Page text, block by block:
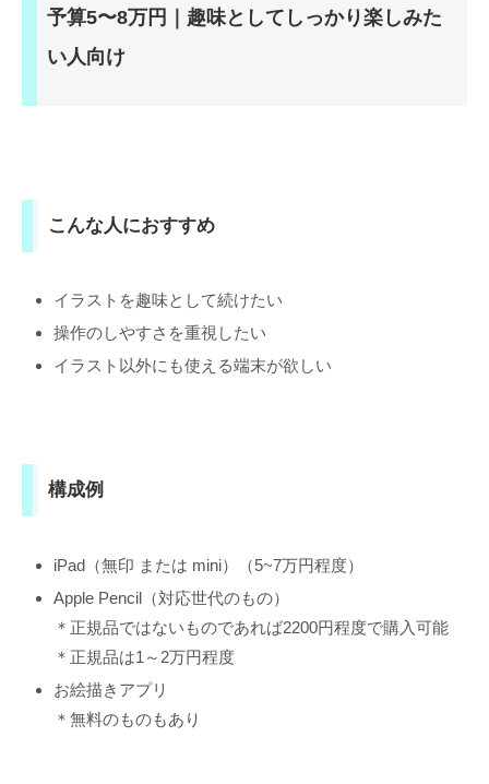
予算5〜8万円｜趣味としてしっかり楽しみた
い人向け
こんな人におすすめ
イラストを趣味として続けたい
操作のしやすさを重視したい
イラスト以外にも使える端末が欲しい
構成例
iPad（無印 または mini）（5~7万円程度）
Apple Pencil（対応世代のもの）
＊正規品ではないものであれば2200円程度で購入可能
＊正規品は1～2万円程度
お絵描きアプリ
＊無料のものもあり